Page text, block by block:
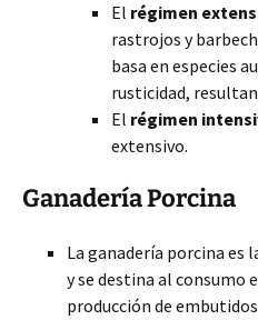
El régimen
rastrojos y
basa en especies
rusticidad,
El régimen
extensivo.
Ganadería Porcina
La ganadería porcina es
y se destina al consumo
producción de